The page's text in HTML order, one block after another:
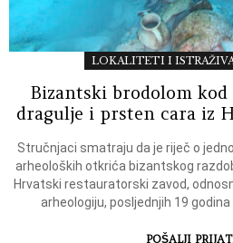
LOKALITETI I
Bizantski brodolom
dragulje i prsten cara iz
Stručnjaci smatraju da je riječ o
arheoloških otkrića bizantskog
Hrvatski restauratorski zavod,
arheologiju, posljednjih 19
POŠALJI